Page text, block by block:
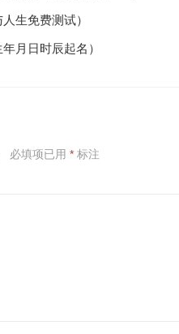
生免费测试）
月日时辰起名）
必填项已用 * 标注